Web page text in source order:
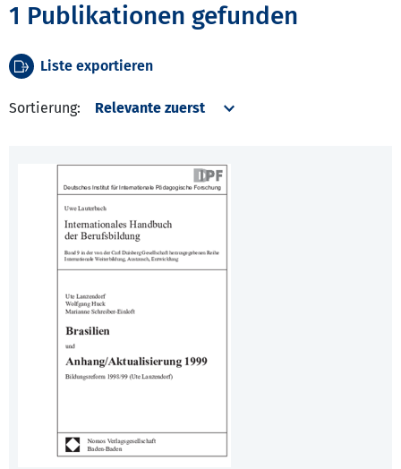
1 Publikationen gefunden
Liste exportieren
Sortierung: